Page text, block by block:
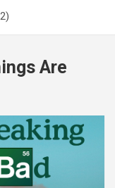
Are